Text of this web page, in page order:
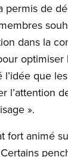
permis de
dans la
optimiser
que
l’attention
».
fort animé